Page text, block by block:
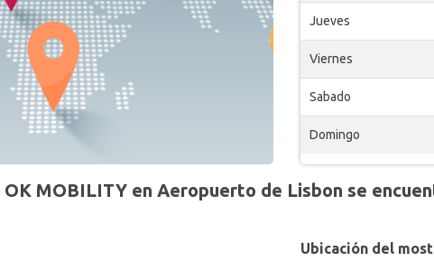
Jueves
Viernes
Sabado
Domingo
MOBILITY en Aeropuerto de Lisbon se
Ubicación del